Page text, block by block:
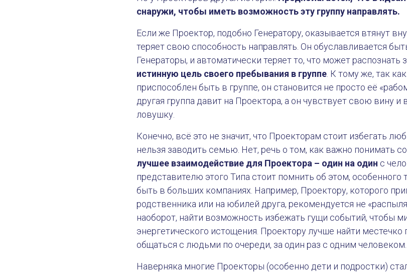
снаружи, чтобы иметь возможность эту группу направлять.
Если же Проектор, подобно Генератору, оказывается втянут
теряет свою способность направлять. Он обуславливается
Генераторы, и автоматически теряет то, что может распознать
истинную цель своего пребывания в группе . К тому же, так
приспособлен быть в группе, он становится не просто её
другая группа давит на Проектора, а он чувствует свою вину и
ловушку.
Конечно, всё это не значит, что Проекторам стоит избегать
нельзя заводить семью. Нет, речь о том, как важно понимать
лучшее взаимодействие для Проектора – один на один с
представителю этого Типа стоит помнить об этом, особенного
быть в больших компаниях. Например, Проектору, которого
родственника или на юбилей друга, рекомендуется не
наоборот, найти возможность избежать гущи событий, чтобы
энергетического истощения. Проектору лучше найти местечко
общаться с людьми по очереди, за один раз с одним человеком.
Наверняка многие Проекторы (особенно дети и подростки)